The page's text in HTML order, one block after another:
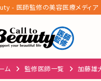
- 医師監修の美容医療メディア
ム 監修医師一覧 加藤雄